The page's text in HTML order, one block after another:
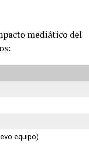
mediático del
equipo)